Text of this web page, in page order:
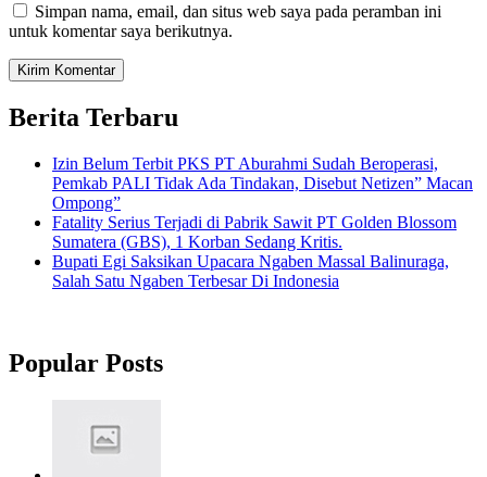
Simpan nama, email, dan situs web saya pada peramban ini
untuk komentar saya berikutnya.
Berita Terbaru
Izin Belum Terbit PKS PT Aburahmi Sudah Beroperasi,
Pemkab PALI Tidak Ada Tindakan, Disebut Netizen” Macan
Ompong”
Fatality Serius Terjadi di Pabrik Sawit PT Golden Blossom
Sumatera (GBS), 1 Korban Sedang Kritis.
Bupati Egi Saksikan Upacara Ngaben Massal Balinuraga,
Salah Satu Ngaben Terbesar Di Indonesia
Popular Posts